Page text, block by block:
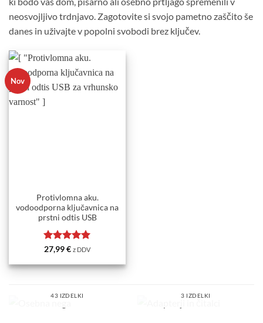
neosvojljivo trdnjavo. Zagotovite si svojo pametno zaščito še
danes in uživajte v popolni svobodi brez ključev.
Nov
Protivlomna aku.
vodoodporna ključavnica na
prstni odtis USB
Ocenjeno5
27,99€ z DDV
43 IZDELKI 3 IZDELKI